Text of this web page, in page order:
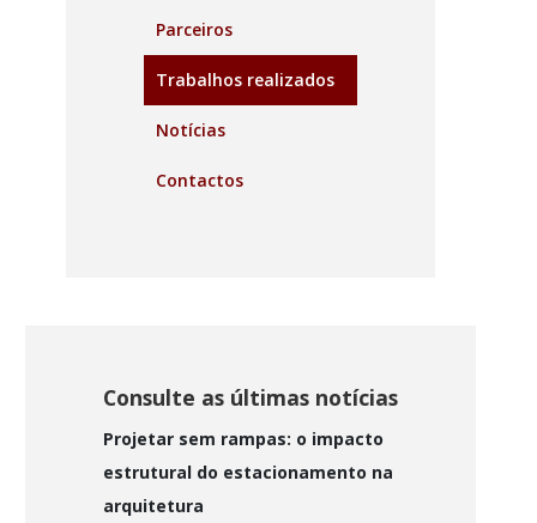
Parceiros
Trabalhos realizados
Notícias
Contactos
Consulte as últimas notícias
Projetar sem rampas: o impacto
estrutural do estacionamento na
arquitetura